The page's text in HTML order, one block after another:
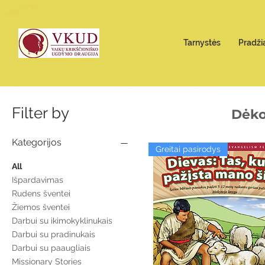
Tarnystės
Filter by
Kategorijos
All
Išpardavimas
Rudens šventei
Žiemos šventei
Darbui su ikimokyklinukais
Darbui su pradinukais
Darbui su paaugliais
Missionary Stories
Greitai pasirodys